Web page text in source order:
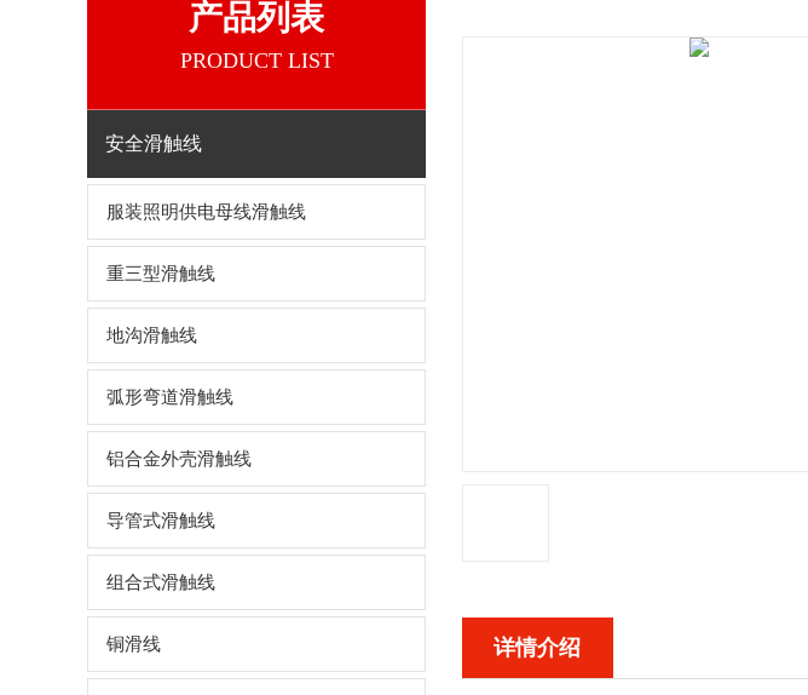
产品列表
PRODUCT LIST
安全滑触线
服装照明供电母线滑触线
重三型滑触线
地沟滑触线
弧形弯道滑触线
铝合金外壳滑触线
导管式滑触线
组合式滑触线
铜滑线 详情介绍